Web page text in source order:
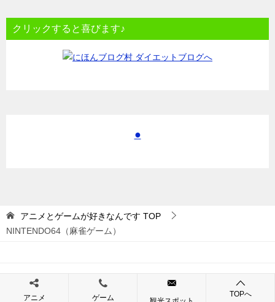
クリックすると喜びます♪
●
アニメとゲームが好きなんです TOP
NINTENDO64（麻雀ゲーム）
© 2017 アニメとゲームが好きなんです
アニメ ゲーム TOPへ